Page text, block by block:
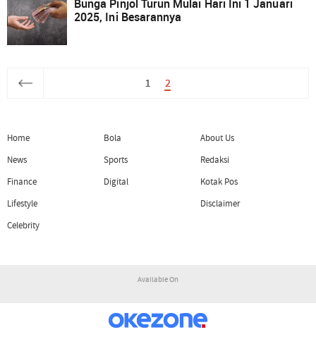
Bunga Pinjol Turun Mulai Hari Ini 1 Januari
2025, Ini Besarannya
1 2
Home
News
Finance
Lifestyle
Celebrity
Bola
Sports
Digital
About Us
Redaksi
Kotak Pos
Disclaimer
Available On